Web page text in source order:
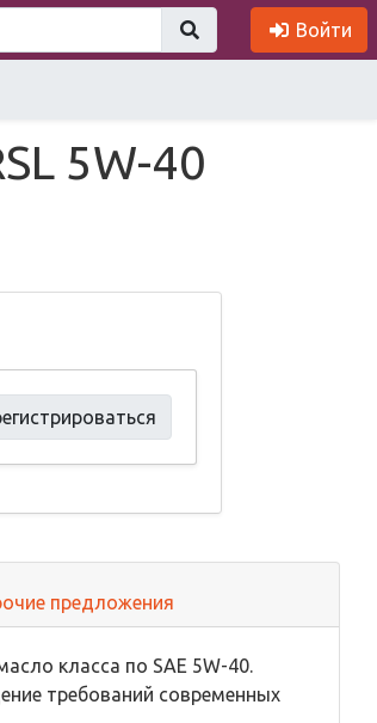
Войти
5W-40
предложения
класса по SAE 5W-40.
требований современных